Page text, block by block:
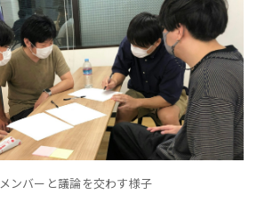
ンバーと議論を交わす様子